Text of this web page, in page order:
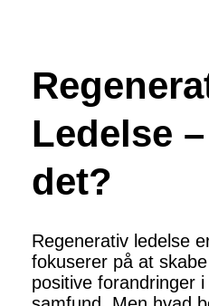
Ledelse
det?
Regenerativ ledelse
fokuserer på at
positive forandringer